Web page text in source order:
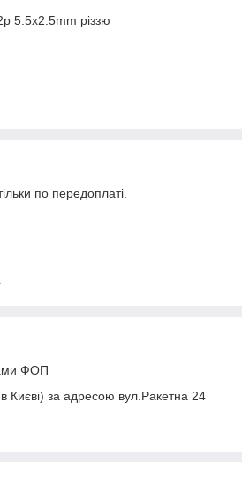
5.5x2.5mm різзю
по передоплаті.
ФОП
в Києві) за адресою вул.Ракетна 24